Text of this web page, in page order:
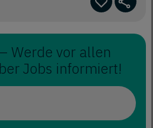
Werde vor allen
Jobs informiert!